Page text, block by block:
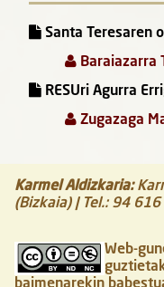
Santa Teresaren
Baraiazarra
RESUri Agurra
Zugazaga
Karmel Aldizkaria:
(Bizkaia)| Tel.: 94 616
Web-